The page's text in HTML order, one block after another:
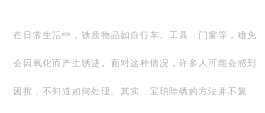
在日常生活中，铁质物品如自行车、工具、门窗等，难免
会因氧化而产生锈迹。面对这种情况，许多人可能会感到
困扰，不知道如何处理。其实，宝珀除锈的方法并不复